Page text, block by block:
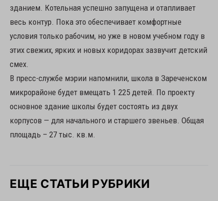
зданием. Котельная успешно запущена и отапливает
весь контур. Пока это обеспечивает комфортные
условия только рабочим, но уже в новом учебном году в
этих свежих, ярких и новых коридорах зазвучит детский
смех.
В пресс-службе мэрии напомнили, школа в Зареченском
микрорайоне будет вмещать 1 225 детей. По проекту
основное здание школы будет состоять из двух
корпусов — для начального и старшего звеньев. Общая
площадь – 27 тыс. кв.м.
ЕЩЕ СТАТЬИ РУБРИКИ